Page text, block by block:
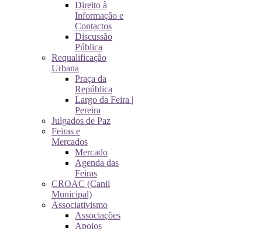
Direito à
Informação e
Contactos
Discussão
Pública
Requalificação
Urbana
Praça da
República
Largo da Feira |
Pereira
Julgados de Paz
Feiras e
Mercados
Mercado
Agenda das
Feiras
CROAC (Canil
Municipal)
Associativismo
Associações
Apoios